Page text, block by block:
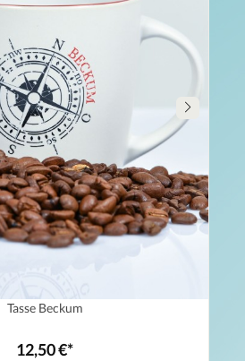
Tasse Beckum
12,50 €*